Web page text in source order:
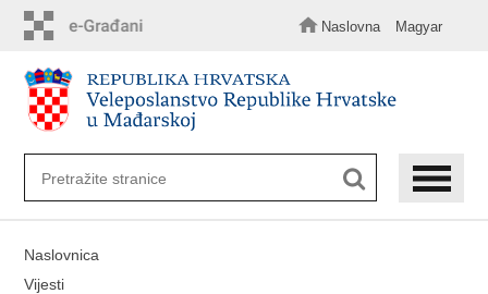
sadržaj
Naslovna Magyar
Naslovnica
Vijesti